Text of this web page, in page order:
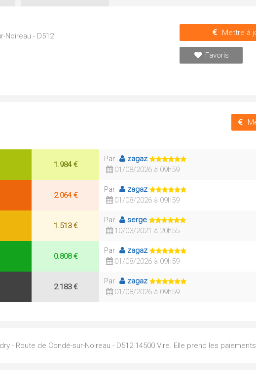
Noireau - D512
Mettre à
Favoris
1.984 €
Par
zagaz
01/08/2026 à 09h59
2.064 €
Par
zagaz
01/08/2026 à 09h59
1.513 €
Par
serge
10/03/2021 à 20h55
0.808 €
Par
zagaz
01/08/2026 à 09h59
2.183 €
Par
zagaz
01/08/2026 à 09h59
- Route de Condé-sur-Noireau - D512 14500 Vire. Elle prend les